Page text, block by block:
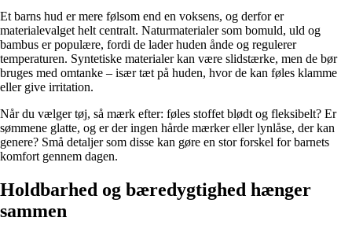
Et barns hud er mere følsom end en voksens, og derfor er
materialevalget helt centralt. Naturmaterialer som bomuld, uld og
bambus er populære, fordi de lader huden ånde og regulerer
temperaturen. Syntetiske materialer kan være slidstærke, men de bør
bruges med omtanke – især tæt på huden, hvor de kan føles klamme
eller give irritation.
Når du vælger tøj, så mærk efter: føles stoffet blødt og fleksibelt? Er
sømmene glatte, og er der ingen hårde mærker eller lynlåse, der kan
genere? Små detaljer som disse kan gøre en stor forskel for barnets
komfort gennem dagen.
Holdbarhed og bæredygtighed hænger
sammen